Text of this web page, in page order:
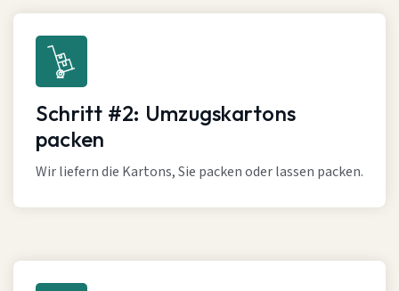
Schritt #2: Umzugskartons
packen
Wir liefern die Kartons, Sie packen oder lassen packen.